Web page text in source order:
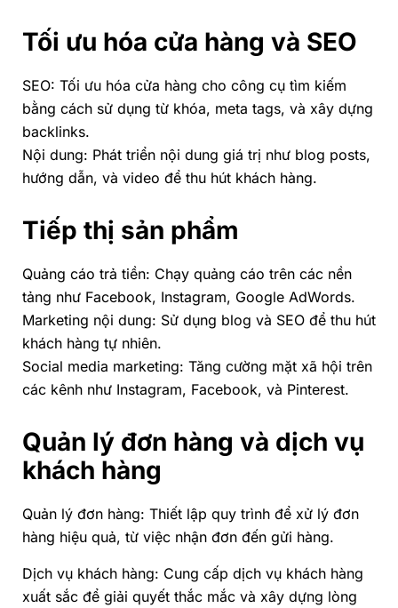
Tối ưu hóa cửa hàng và SEO
SEO: Tối ưu hóa cửa hàng cho công cụ tìm kiếm
bằng cách sử dụng từ khóa, meta tags, và xây dựng
backlinks.
Nội dung: Phát triển nội dung giá trị như blog posts,
hướng dẫn, và video để thu hút khách hàng.
Tiếp thị sản phẩm
Quảng cáo trả tiền: Chạy quảng cáo trên các nền
tảng như Facebook, Instagram, Google AdWords.
Marketing nội dung: Sử dụng blog và SEO để thu hút
khách hàng tự nhiên.
Social media marketing: Tăng cường mặt xã hội trên
các kênh như Instagram, Facebook, và Pinterest.
Quản lý đơn hàng và dịch vụ
khách hàng
Quản lý đơn hàng: Thiết lập quy trình để xử lý đơn
hàng hiệu quả, từ việc nhận đơn đến gửi hàng.
Dịch vụ khách hàng: Cung cấp dịch vụ khách hàng
xuất sắc để giải quyết thắc mắc và xây dựng lòng